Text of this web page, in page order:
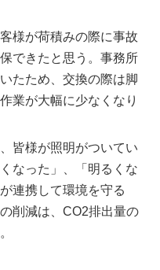
様が荷積みの際に事故
できたと思う。事務所
たため、交換の際は脚
業が大幅に少なくなり
皆様が照明がついてい
なった」、「明るくな
連携して環境を守る
削減は、CO2排出量の